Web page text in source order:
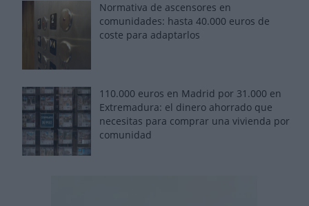
Normativa de ascensores en
comunidades: hasta 40.000 euros de
coste para adaptarlos
110.000 euros en Madrid por 31.000 en
Extremadura: el dinero ahorrado que
necesitas para comprar una vivienda por
comunidad